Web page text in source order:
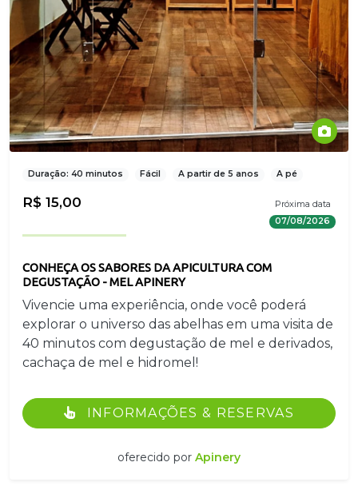
Duração: 40 minutos Fácil A partir de 5 anos A pé
Próxima data
07/08/2026
R$ 15,00
CONHEÇA OS SABORES DA APICULTURA COM
DEGUSTAÇÃO - MEL APINERY
Vivencie uma experiência, onde você poderá
explorar o universo das abelhas em uma visita de
40 minutos com degustação de mel e derivados,
cachaça de mel e hidromel!
INFORMAÇÕES & RESERVAS
oferecido por Apinery